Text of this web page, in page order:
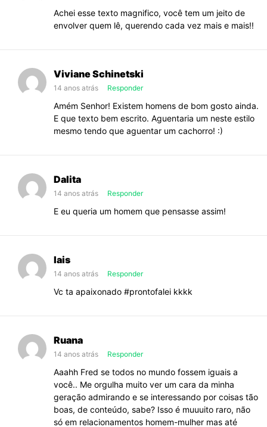
Achei esse texto magnifico, você tem um jeito de
envolver quem lê, querendo cada vez mais e mais!!
Viviane Schinetski
14 anos atrás Responder
Amém Senhor! Existem homens de bom gosto ainda.
E que texto bem escrito. Aguentaria um neste estilo
mesmo tendo que aguentar um cachorro! :)
Dalita
14 anos atrás Responder
E eu queria um homem que pensasse assim!
lais
14 anos atrás Responder
Vc ta apaixonado #prontofalei kkkk
Ruana
14 anos atrás Responder
Aaahh Fred se todos no mundo fossem iguais a
você.. Me orgulha muito ver um cara da minha
geração admirando e se interessando por coisas tão
boas, de conteúdo, sabe? Isso é muuuito raro, não
só em relacionamentos homem-mulher mas até